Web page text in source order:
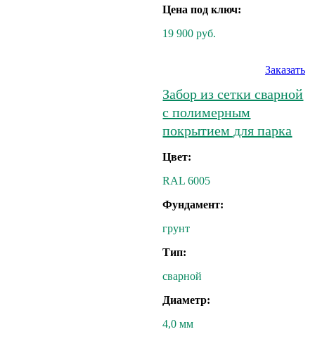
Цена под ключ:
19 900 руб.
Заказать
Забор из сетки сварной
с полимерным
покрытием для парка
Цвет:
RAL 6005
Фундамент:
грунт
Тип:
сварной
Диаметр:
4,0 мм